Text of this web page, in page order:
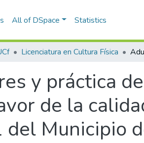
All of DSpace Statistics
Licenciatura en Cultura Física
y práctica
de la
del Municipio